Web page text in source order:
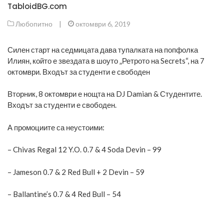
TabloidBG.com
Любопитно | октомври 6, 2019
Силен старт на седмицата дава тупалката на попфолка
Илиян, който е звездата в шоуто „Ретрото на Secrets“, на 7
октомври. Входът за студенти е свободен
Вторник, 8 октомври е нощта на DJ Damian & Студентите.
Входът за студенти е свободен.
А промоциите са неустоими:
– Chivas Regal 12 Y.O. 0.7 & 4 Soda Devin – 99
– Jameson 0.7 & 2 Red Bull + 2 Devin – 59
– Ballantine’s 0.7 & 4 Red Bull – 54